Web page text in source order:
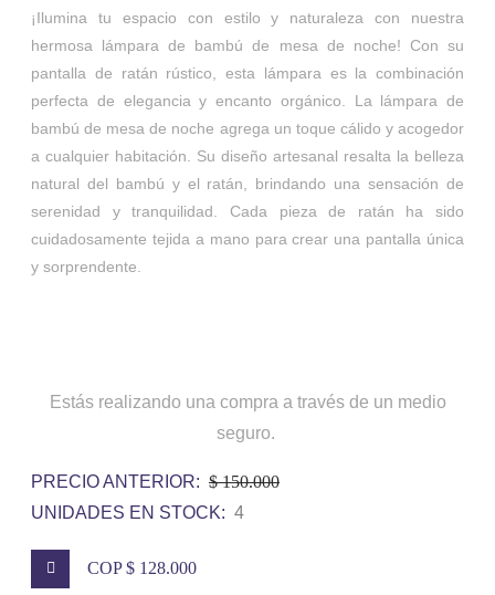
¡Ilumina tu espacio con estilo y naturaleza con nuestra
hermosa lámpara de bambú de mesa de noche! Con su
pantalla de ratán rústico, esta lámpara es la combinación
perfecta de elegancia y encanto orgánico. La lámpara de
bambú de mesa de noche agrega un toque cálido y acogedor
a cualquier habitación. Su diseño artesanal resalta la belleza
natural del bambú y el ratán, brindando una sensación de
serenidad y tranquilidad. Cada pieza de ratán ha sido
cuidadosamente tejida a mano para crear una pantalla única
y sorprendente.
Estás realizando una compra a través de un medio
seguro.
PRECIO ANTERIOR: $ 150.000
UNIDADES EN STOCK: 4
COP $ 128.000